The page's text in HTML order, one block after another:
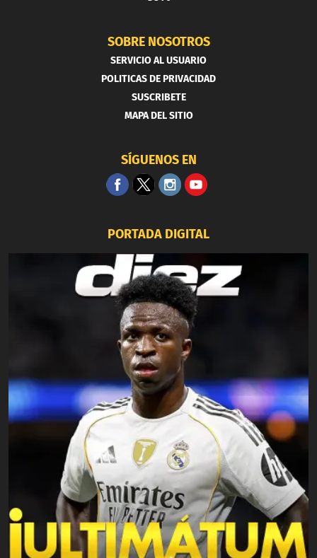
SOBRE NOSOTROS
SERVICIO AL USUARIO
POLITICAS DE PRIVACIDAD
SUSCRIBETE
MAPA DEL SITIO
SÍGUENOS EN
PORTADA DIGITAL